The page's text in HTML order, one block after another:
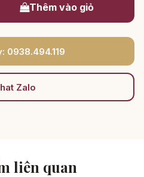
Thêm vào giỏ
0938.494.119
Zalo
liên quan